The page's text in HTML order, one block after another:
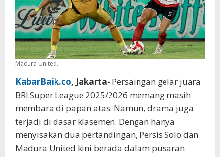
Madura United.
KabarBaik.co, Jakarta- Persaingan gelar juara
BRI Super League 2025/2026 memang masih
membara di papan atas. Namun, drama juga
terjadi di dasar klasemen. Dengan hanya
menyisakan dua pertandingan, Persis Solo dan
Madura United kini berada dalam pusaran